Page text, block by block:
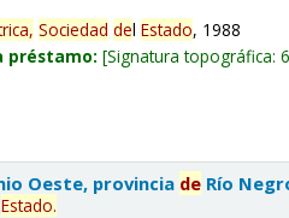
Sociedad delEstado, 1988
préstamo: Signatura topográfica:
Oeste, provincia de Río
Estado.